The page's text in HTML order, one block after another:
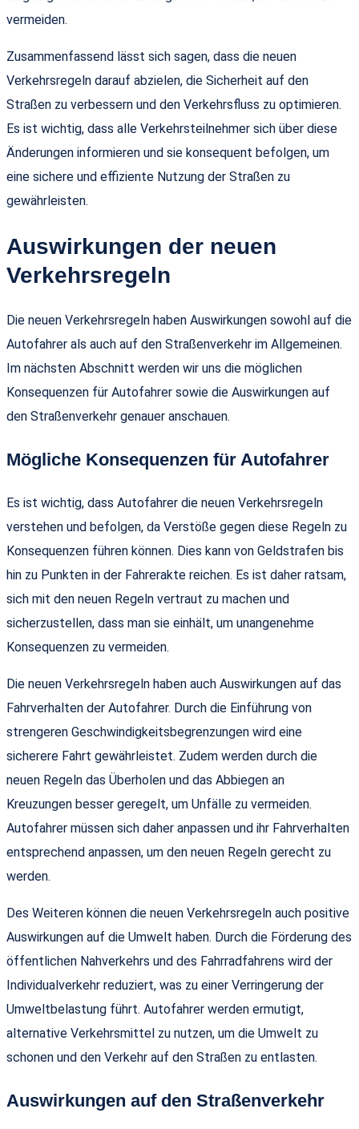
vermeiden.
Zusammenfassend lässt sich sagen, dass die neuen
Verkehrsregeln darauf abzielen, die Sicherheit auf den
Straßen zu verbessern und den Verkehrsfluss zu optimieren.
Es ist wichtig, dass alle Verkehrsteilnehmer sich über diese
Änderungen informieren und sie konsequent befolgen, um
eine sichere und effiziente Nutzung der Straßen zu
gewährleisten.
Auswirkungen der neuen
Verkehrsregeln
Die neuen Verkehrsregeln haben Auswirkungen sowohl auf die
Autofahrer als auch auf den Straßenverkehr im Allgemeinen.
Im nächsten Abschnitt werden wir uns die möglichen
Konsequenzen für Autofahrer sowie die Auswirkungen auf
den Straßenverkehr genauer anschauen.
Mögliche Konsequenzen für Autofahrer
Es ist wichtig, dass Autofahrer die neuen Verkehrsregeln
verstehen und befolgen, da Verstöße gegen diese Regeln zu
Konsequenzen führen können. Dies kann von Geldstrafen bis
hin zu Punkten in der Fahrerakte reichen. Es ist daher ratsam,
sich mit den neuen Regeln vertraut zu machen und
sicherzustellen, dass man sie einhält, um unangenehme
Konsequenzen zu vermeiden.
Die neuen Verkehrsregeln haben auch Auswirkungen auf das
Fahrverhalten der Autofahrer. Durch die Einführung von
strengeren Geschwindigkeitsbegrenzungen wird eine
sicherere Fahrt gewährleistet. Zudem werden durch die
neuen Regeln das Überholen und das Abbiegen an
Kreuzungen besser geregelt, um Unfälle zu vermeiden.
Autofahrer müssen sich daher anpassen und ihr Fahrverhalten
entsprechend anpassen, um den neuen Regeln gerecht zu
werden.
Des Weiteren können die neuen Verkehrsregeln auch positive
Auswirkungen auf die Umwelt haben. Durch die Förderung des
öffentlichen Nahverkehrs und des Fahrradfahrens wird der
Individualverkehr reduziert, was zu einer Verringerung der
Umweltbelastung führt. Autofahrer werden ermutigt,
alternative Verkehrsmittel zu nutzen, um die Umwelt zu
schonen und den Verkehr auf den Straßen zu entlasten.
Auswirkungen auf den Straßenverkehr